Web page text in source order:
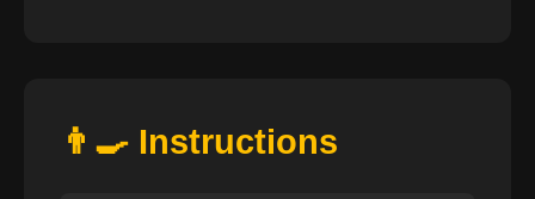
👨‍🍳 Instructions